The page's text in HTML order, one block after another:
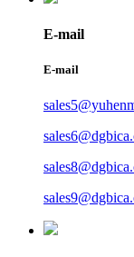
E-mail
E-mail